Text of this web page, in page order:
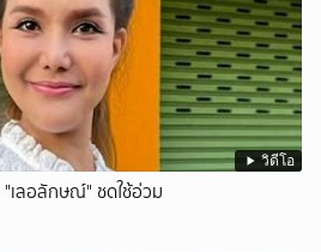
วิดีโอ
เลอลักษณ์" ชดใช้อ่วม